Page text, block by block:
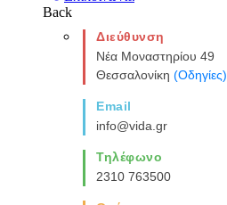
Back
Διεύθυνση
Νέα Μοναστηρίου 49
Θεσσαλονίκη (Οδηγίες)
Email
info@vida.gr
Τηλέφωνο
2310 763500